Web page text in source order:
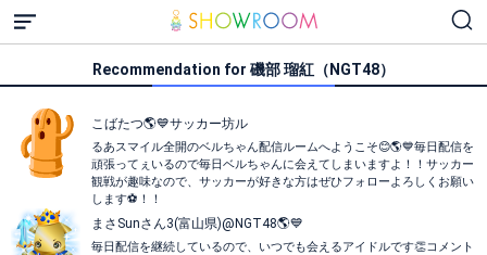
Recommendation for 磯部 瑠紅（NGT48）
こばたつ🌎💙サッカー坊ル
るあスマイル全開のベルちゃん配信ルームへようこそ😊🌎💙毎日配信を
頑張ってぇいるので毎日ベルちゃんに会えてしまいますよ！！サッカー
観戦が趣味なので、サッカーが好きな方はぜひフォローよろしくお願い
します⚽️！！
まさSunさん3(富山県)@NGT48🌎💙
毎日配信を継続しているので、いつでも会えるアイドルです👏コメント